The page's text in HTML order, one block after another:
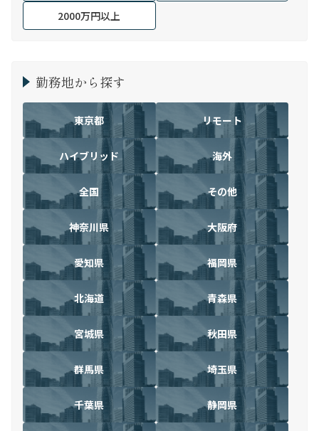
2000万円以上
勤務地から探す
東京都 リモート
ハイブリッド 海外
全国 その他
神奈川県 大阪府
愛知県 福岡県
北海道 青森県
宮城県 秋田県
群馬県 埼玉県
千葉県 静岡県